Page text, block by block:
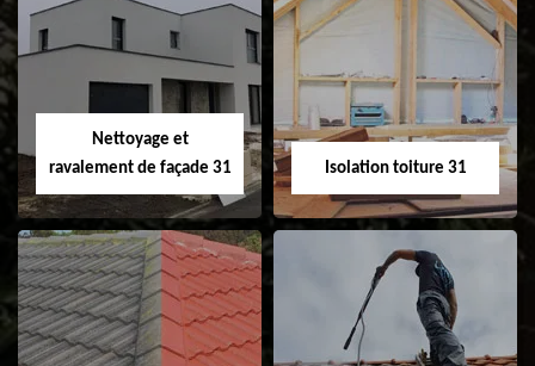
Pose et
changement de
fenêtre de toit et
Velux 31
Nettoyage et pose
Nettoyage et
ravalement de façade 31
Nettoyage et
Isolation toiture 31
Isolation toiture 31